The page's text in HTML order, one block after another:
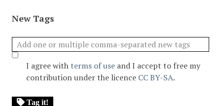
New Tags
I agree with terms of use and I accept to free my
contribution under the licence CC BY-SA.
Tag it!